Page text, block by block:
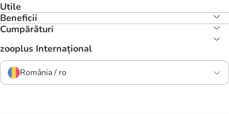
Utile
Beneficii
Cumpărături
zooplus Internațional
România / ro